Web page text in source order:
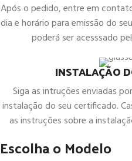
Após o pedido, entre em
dia e horário para emissão do
poderá ser acesssado
INSTALAÇÃO
Siga as intruções enviadas
instalação do seu certificado.
as instruções sobre a
Escolha o Modelo